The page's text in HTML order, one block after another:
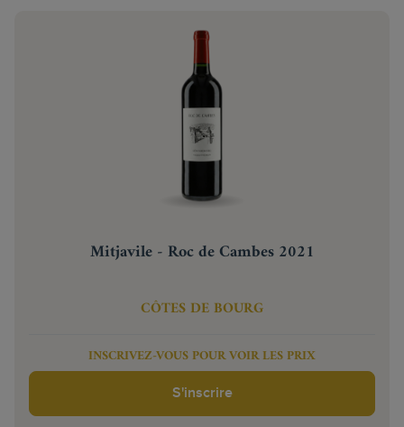
Mitjavile - Roc de Cambes 2021
CÔTES DE BOURG
INSCRIVEZ-VOUS POUR VOIR LES PRIX
S'inscrire